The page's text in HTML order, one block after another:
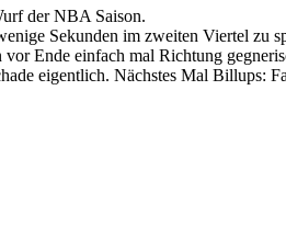
der NBA Saison.
Sekunden im zweiten Viertel zu
Ende einfach mal Richtung
eigentlich. Nächstes Mal Billups: